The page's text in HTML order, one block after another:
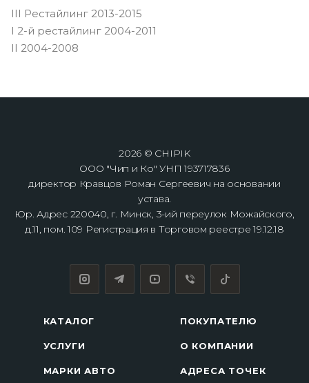
III Рестайлинг 2013-2015
I 2-й рестайлинг 2004-2011
II 2004-2008
2026 © CHIPIK
ООО "Чип и Ко" УНП 193717836
директор Кравцов Роман Сергеевич на основании
устава.
Юр. Адрес 220040, г. Минск, 3-ий переулок Можайского,
д.11, пом. 109 Регистрация в Торговом реестре 19.12.18
КАТАЛОГ
УСЛУГИ
МАРКИ АВТО
ПОКУПАТЕЛЮ
О КОМПАНИИ
АДРЕСА ТОЧЕК